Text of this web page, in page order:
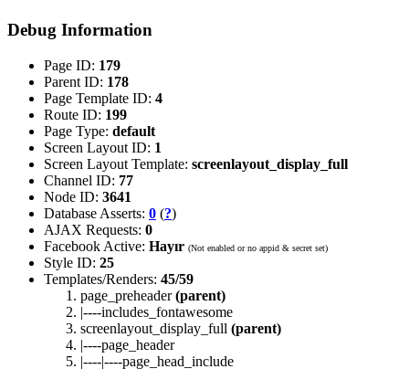
Debug Information
Page ID: 179
Parent ID: 178
Page Template ID: 4
Route ID: 199
Page Type: default
Screen Layout ID: 1
Screen Layout Template: screenlayout_display_full
Channel ID: 77
Node ID: 3641
Database Asserts: 0 (?)
AJAX Requests: 0
Facebook Active: Hayır (Not enabled or no appid & secret set)
Style ID: 25
Templates/Renders: 45/59
page_preheader(parent)
|----includes_fontawesome
screenlayout_display_full (parent)
|----page_header
|----|----page_head_include